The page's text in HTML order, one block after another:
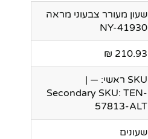
שעון מעורר צבעוני מראה
NY-41930
210.93 ₪
SKU ראשי: — |
Secondary SKU: TEN-
57813-ALT
שעונים